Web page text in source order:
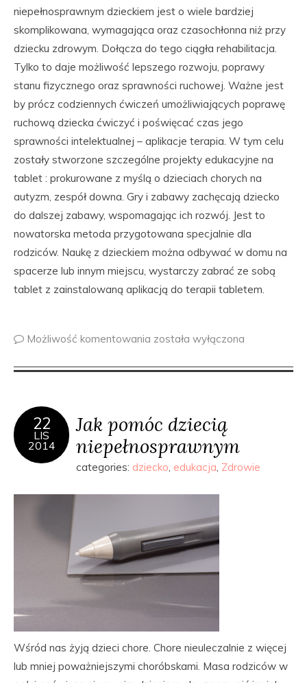
niepełnosprawnym dzieckiem jest o wiele bardziej
skomplikowana, wymagająca oraz czasochłonna niż przy
dziecku zdrowym. Dołącza do tego ciągła rehabilitacja.
Tylko to daje możliwość lepszego rozwoju, poprawy
stanu fizycznego oraz sprawności ruchowej. Ważne jest
by prócz codziennych ćwiczeń umożliwiających poprawę
ruchową dziecka ćwiczyć i poświęcać czas jego
sprawności intelektualnej – aplikacje terapia. W tym celu
zostały stworzone szczególne projekty edukacyjne na
tablet : prokurowane z myślą o dzieciach chorych na
autyzm, zespół downa. Gry i zabawy zachęcają dziecko
do dalszej zabawy, wspomagając ich rozwój. Jest to
nowatorska metoda przygotowana specjalnie dla
rodziców. Naukę z dzieckiem można odbywać w domu na
spacerze lub innym miejscu, wystarczy zabrać ze sobą
tablet z zainstalowaną aplikacją do terapii tabletem.
Możliwość komentowania została wyłączona
22
LIS
2014
Jak pomóc dziecią
niepełnosprawnym
categories: dziecko, edukacja, Zdrowie
Wśród nas żyją dzieci chore. Chore nieuleczalnie z więcej
lub mniej poważniejszymi choróbskami. Masa rodziców w